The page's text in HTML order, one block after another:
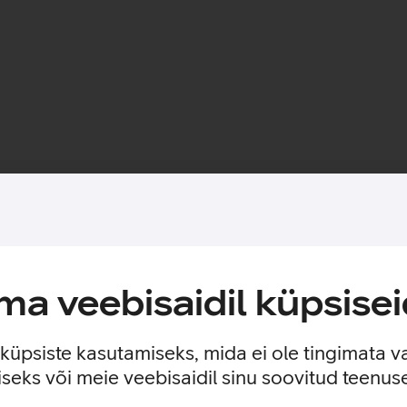
veebisaidil
kasutamiseks, mida ei ole tingimata
või meie veebisaidil sinu soovitud
kasutada ja lihtne paigaldada. Ühe tindikassetiga on